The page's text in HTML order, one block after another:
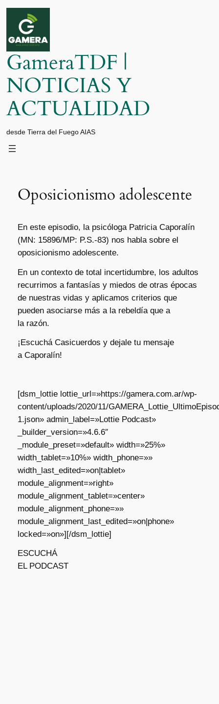
Saltar
contenido
GameraTDF |
NOTICIAS Y
ACTUALIDAD
desde Tierra del Fuego AIAS
Oposicionismo adolescente
En este episodio, la psicóloga Patricia Caporalín
(MN: 15896/MP: P.S.-83) nos habla sobre el
oposicionismo adolescente.
En un contexto de total incertidumbre, los adultos
recurrimos a fantasías y miedos de otras épocas
de nuestras vidas y aplicamos criterios que
pueden asociarse más a la rebeldía que a
la razón.
¡Escuchá Casicuerdos y dejale tu mensaje
a Caporalín!
[dsm_lottie lottie_url=»https://gamera.com.ar/wp-
content/uploads/2020/11/
1.json» admin_label=»Lottie Podcast»
_builder_version=»4.6.6″
_module_preset=»default» width=»25%»
width_tablet=»10%» width_phone=»»
width_last_edited=»on|tablet»
module_alignment=»right»
module_alignment_tablet=»center»
module_alignment_phone=»»
module_alignment_last_edited=»on|phone»
locked=»on»][/dsm_lottie]
ESCUCHÁ
EL PODCAST